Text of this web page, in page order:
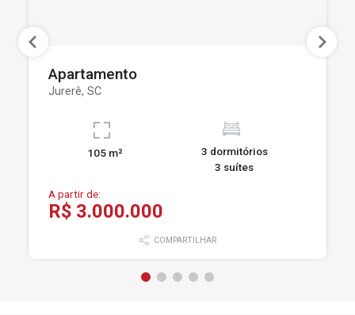
Apartamento
Jurerê, SC
105 m²
3 dormitórios
3 suítes
A partir de:
R$ 3.000.000
COMPARTILHAR